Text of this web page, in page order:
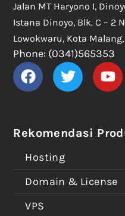
Rekomendasi
Hosting
Domain & License
VPS
Jalan MT Haryono I,
Istana Dinoyo, Blk. C – 2
Lowokwaru, Kota Malang,
Phone: (0341)565353